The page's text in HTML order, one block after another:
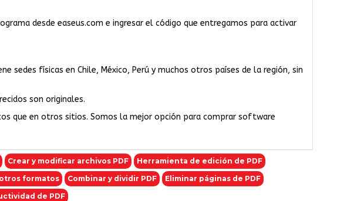
desde easeus.com e ingresar el código que entregamos para activar
físicas en Chile, México, Perú y muchos otros países de la región, sin
son originales.
que en otros sitios. Somos la mejor opción para comprar software
Crear y modificar archivos PDF
Herramienta de edición de PDF
formatos Combinar y dividir PDF
Eliminar páginas de PDF
de PDF